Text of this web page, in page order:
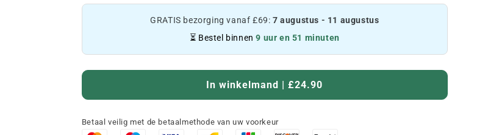
GRATIS bezorging vanaf £69: 7 augustus - 11 augustus
⏳ Bestel binnen9 uur en 51 minuten
In winkelmand | £24.90
Betaal veilig met de betaalmethode van uw voorkeur